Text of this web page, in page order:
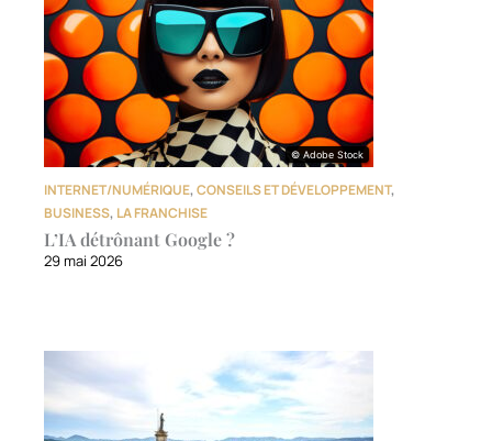
© Adobe Stock
© Adobe Stock
INTERNET/NUMÉRIQUE,CONSEILS ET DÉVELOPPEMENT,
BUSINESS, LA FRANCHISE
L’IA détrônant Google ?
29 mai 2026